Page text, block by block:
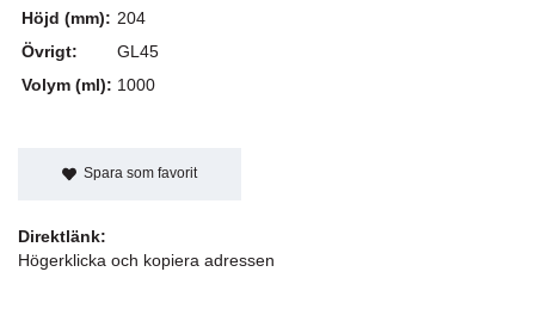
Höjd (mm): 204
Övrigt:
GL45
Volym (ml): 1000
Spara som favorit
Direktlänk:
Högerklicka och kopiera adressen